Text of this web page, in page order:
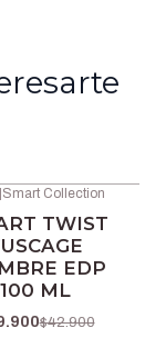
Smart Collection
TWIST
EDP
100 ML
$42.900